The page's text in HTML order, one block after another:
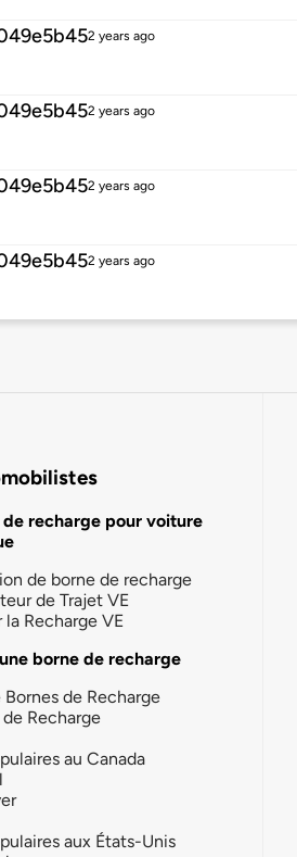
2 years ago
2 years ago
2 years ago
2 years ago
recharge pour voiture
de borne de recharge
de Trajet VE
la Recharge VE
borne de recharge
de Recharge
de Recharge
au Canada
aux États-Unis